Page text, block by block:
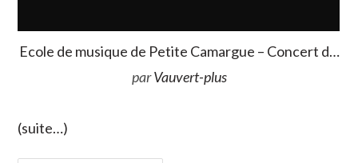
Ecole de musique de Petite Camargue – Concert d…
parVauvert-plus
(suite…)